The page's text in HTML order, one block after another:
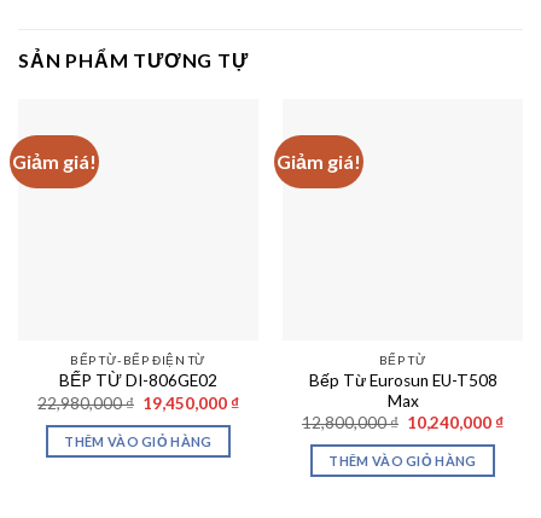
SẢN PHẨM TƯƠNG TỰ
Giảm giá!
BẾP TỪ-BẾP ĐIỆN TỪ
BẾP TỪ DI-806GE02
22,980,000₫ Giá
gốc
là:
22,980,000 ₫.
19,450,000 ₫Giá
19,450,000 ₫.
THÊM VÀO GIỎ HÀNG
Giảm giá!
BẾP TỪ
Bếp Từ Eurosun EU-T508
Max
12,800,000₫ Giá
gốc
là:
12,800,000 ₫.
10,240,000 ₫Giá
THÊM VÀO GIỎ HÀNG